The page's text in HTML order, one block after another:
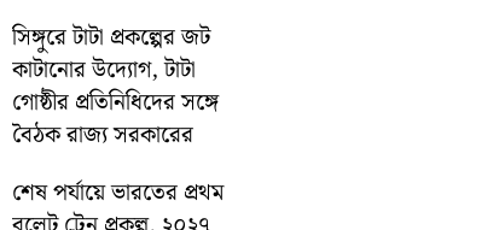
সিঙ্গুরে টাটা প্রকল্পের জট
কাটানোর উদ্যোগ, টাটা
গোষ্ঠীর প্রতিনিধিদের সঙ্গে
বৈঠক রাজ্য সরকারের
শেষ পর্যায়ে ভারতের প্রথম